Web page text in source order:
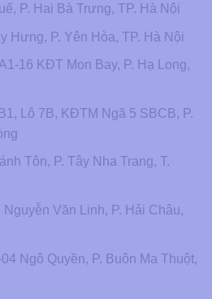
P. Hai Bà Trưng, TP. Hà Nội
Hưng, P. Yên Hòa, TP. Hà Nội
16 KĐT Mon Bay, P. Hạ Long,
Lô 7B, KĐTM Ngã 5 SBCB, P.
Tôn, P. Tây Nha Trang, T.
Nguyễn Văn Linh, P. Hải Châu,
Ngô Quyền, P. Buôn Ma Thuột,